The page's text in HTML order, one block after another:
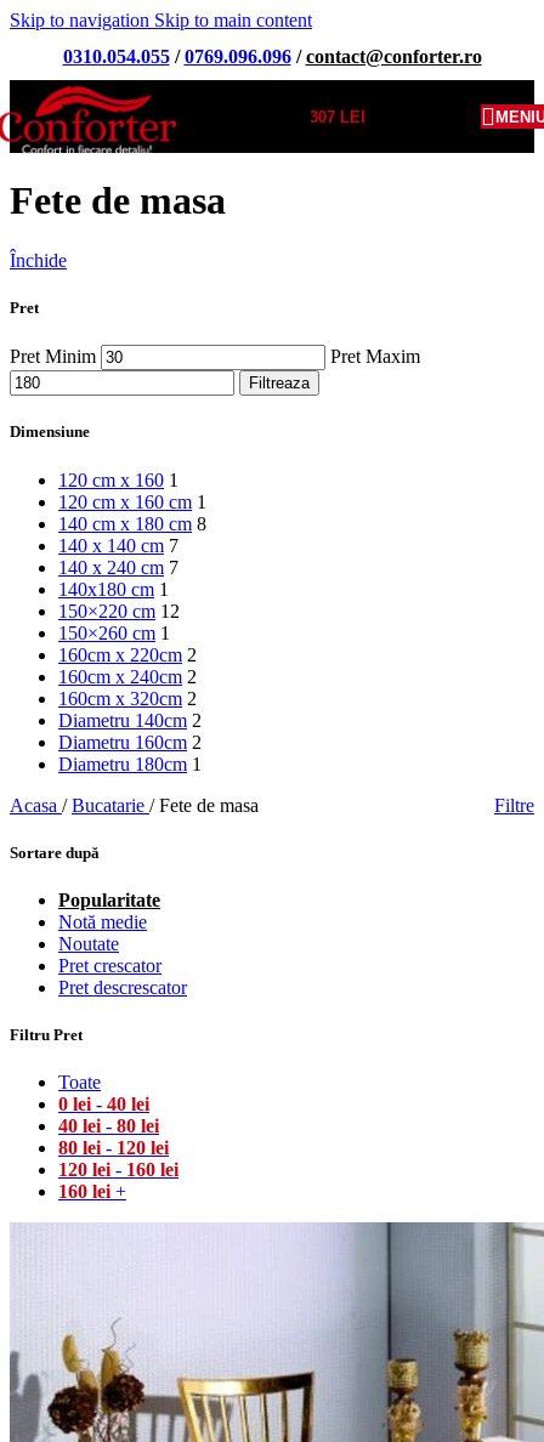
Skip to navigation Skip to main content
0310.054.055/0769.096.096/contact@conforter.ro
307 LEI
Fete de masa
Închide
Pret
Pret Minim Pret Maxim
Filtreaza
Dimensiune
120 cm x 160 1
120 cm x 160 cm 1
140 cm x 180 cm 8
140 x 140 cm 7
140 x 240 cm 7
140x180 cm 1
150×220 cm 12
150×260 cm 1
160cm x 220cm 2
160cm x 240cm 2
160cm x 320cm 2
Diametru 140cm 2
Diametru 160cm 2
Diametru 180cm 1
Acasa / Bucatarie / Fete de masa Filtre
Sortare după
Popularitate
Notă medie
Noutate
Pret crescator
Pret descrescator
Filtru Pret
Toate
0 lei - 40 lei
40 lei - 80 lei
80 lei - 120 lei
120 lei - 160 lei
160 lei +